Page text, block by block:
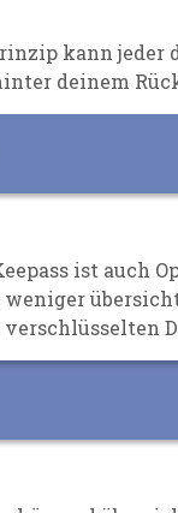
rinzip kann jeder
deinem
ist auch
weniger